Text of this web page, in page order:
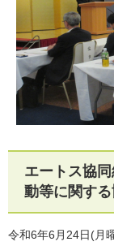
エートス協
動等に関す
令和6年6月24日(月